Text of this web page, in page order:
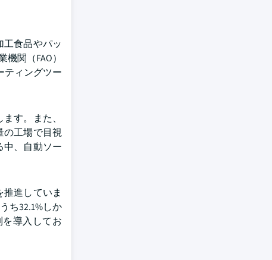
食品やパッ
関（FAO）
ティングツー
す。また、
の工場で目視
中、自動ソー
進していま
ち32.1%しか
導入してお